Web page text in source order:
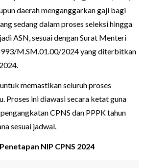
daerah menganggarkan gaji bagi
sedang dalam proses seleksi hingga
ASN, sesuai dengan Surat Menteri
M.SM.01.00/2024 yang diterbitkan
memastikan seluruh proses
Proses ini diawasi secara ketat guna
CPNS dan PPPK tahun
sesuai jadwal.
NIP CPNS 2024